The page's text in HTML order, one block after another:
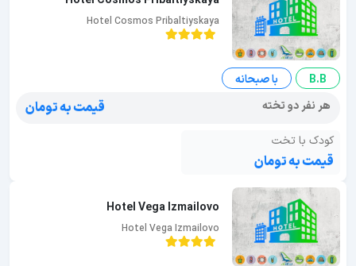
Hotel Cosmos Pribaltiyskaya
B.B
با صبحانه
هر نفر دو تخته
قیمت به تومان
کودک با تخت
قیمت به تومان
Hotel Vega Izmailovo
Hotel Vega Izmailovo